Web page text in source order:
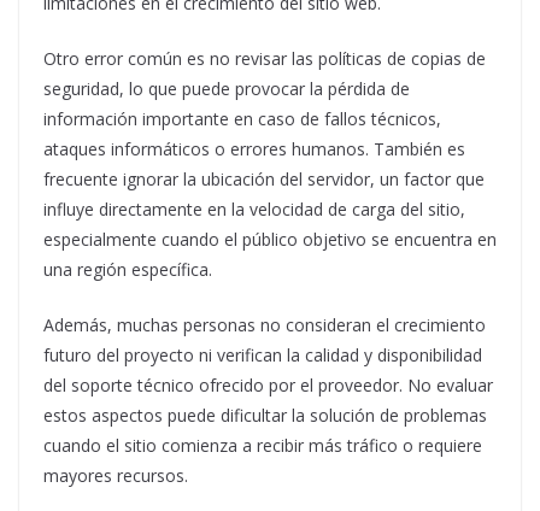
Otro error común es no revisar las políticas de copias de
seguridad, lo que puede provocar la pérdida de
información importante en caso de fallos técnicos,
ataques informáticos o errores humanos. También es
frecuente ignorar la ubicación del servidor, un factor que
influye directamente en la velocidad de carga del sitio,
especialmente cuando el público objetivo se encuentra en
una región específica.
Además, muchas personas no consideran el crecimiento
futuro del proyecto ni verifican la calidad y disponibilidad
del soporte técnico ofrecido por el proveedor. No evaluar
estos aspectos puede dificultar la solución de problemas
cuando el sitio comienza a recibir más tráfico o requiere
mayores recursos.